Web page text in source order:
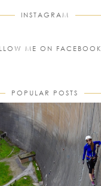
INSTAGRAM
ME ON FACEBOOK
POPULAR POSTS